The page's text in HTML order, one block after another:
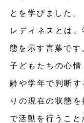
とを学びました。
レディネスとは
態を示す言葉です
子どもたちの心
齢や学年で判断
りの現在の状態
で活動を行うこと